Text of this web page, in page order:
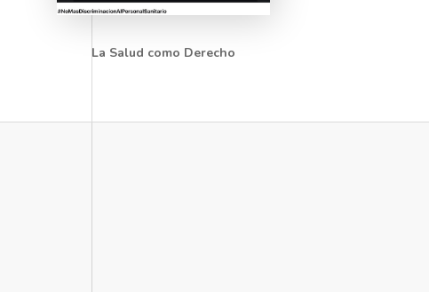
La Salud como Derecho